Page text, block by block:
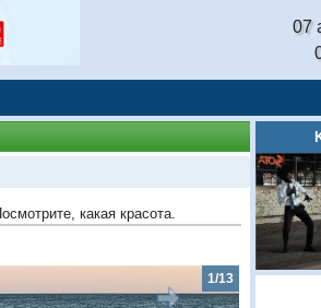
07
какая красота.